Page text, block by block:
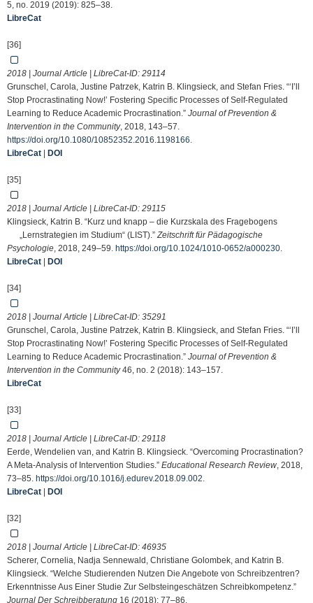
5, no. 2019 (2019): 825–38.
LibreCat
[36]
2018 | Journal Article | LibreCat-ID: 29114
Grunschel, Carola, Justine Patrzek, Katrin B. Klingsieck, and Stefan Fries. “‘I’ll
Stop Procrastinating Now!’ Fostering Specific Processes of Self-Regulated
Learning to Reduce Academic Procrastination.” Journal of Prevention &
Intervention in the Community, 2018, 143–57.
https://doi.org/10.1080/10852352.2016.1198166.
LibreCat
DOI
[35]
2018 | Journal Article | LibreCat-ID: 29115
Klingsieck, Katrin B. “Kurz und knapp – die Kurzskala des Fragebogens
„Lernstrategien im Studium“ (LIST).”Zeitschrift für Pädagogische
Psychologie, 2018, 249–59. https://doi.org/10.1024/1010-0652/a000230.
LibreCat
DOI
[34]
2018 | Journal Article | LibreCat-ID: 35291
Grunschel, Carola, Justine Patrzek, Katrin B. Klingsieck, and Stefan Fries. “‘I’ll
Stop Procrastinating Now!’ Fostering Specific Processes of Self-Regulated
Learning to Reduce Academic Procrastination.” Journal of Prevention &
Intervention in the Community46, no. 2 (2018): 143–157.
LibreCat
[33]
2018 | Journal Article | LibreCat-ID: 29118
Eerde, Wendelien van, and Katrin B. Klingsieck. “Overcoming Procrastination?
A Meta-Analysis of Intervention Studies.” Educational Research Review, 2018,
73–85. https://doi.org/10.1016/j.edurev.2018.09.002.
LibreCat
DOI
[32]
2018 | Journal Article | LibreCat-ID: 46935
Scherer, Cornelia, Nadja Sennewald, Christiane Golombek, and Katrin B.
Klingsieck. “Welche Studierenden Nutzen Die Angebote von Schreibzentren?
Erkenntnisse Aus Einer Studie Zur Selbsteingeschätzen Schreibkompetenz.”
Journal Der Schreibberatung 16 (2018): 77–86.